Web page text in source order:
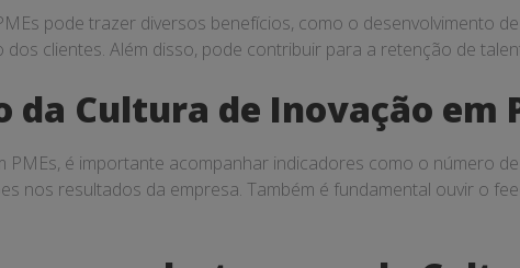
pode trazer diversos benefícios, como o desenvolvimento
clientes. Além disso, pode contribuir para a retenção de
da Cultura de Inovação em
é importante acompanhar indicadores como o número
nos resultados da empresa. Também é fundamental ouvir o